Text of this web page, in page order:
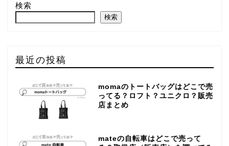
検索
検索
最近の投稿
momaのトートバッグはどこで売
ってる？ロフト？ユニクロ？販売
店まとめ
mateの自転車はどこで売って